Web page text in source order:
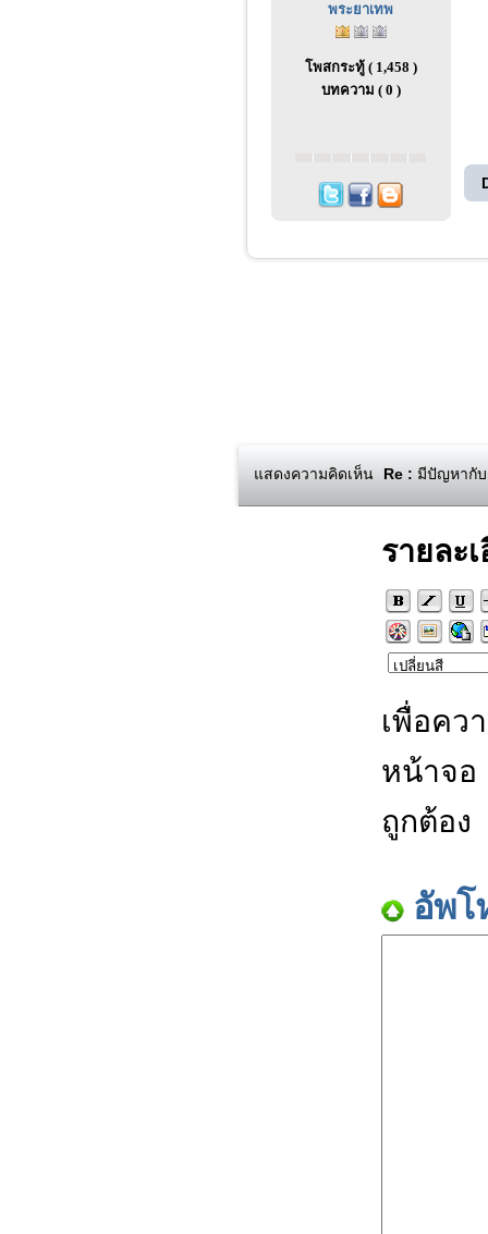
พระยาเทพ
โพสกระทู้ ( 1,458 )
บทความ ( 0 )
แสดงความคิดเห็น Re : มีปัญหากับ
รายละ
เพื่อคว
หน้าจอ
ถูกต้อง
อัพโ